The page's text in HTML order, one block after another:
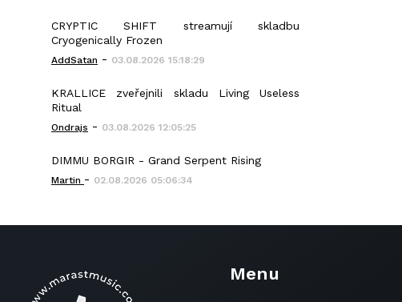
CRYPTIC SHIFT streamují skladbu
Cryogenically Frozen
AddSatan - 03.08.2026 15:18:29
KRALLICE zveřejnili skladu Living Useless
Ritual
Ondrajs - 03.08.2026 12:05:25
DIMMU BORGIR - Grand Serpent Rising
Martin - 02.08.2026 05:06:34
Menu